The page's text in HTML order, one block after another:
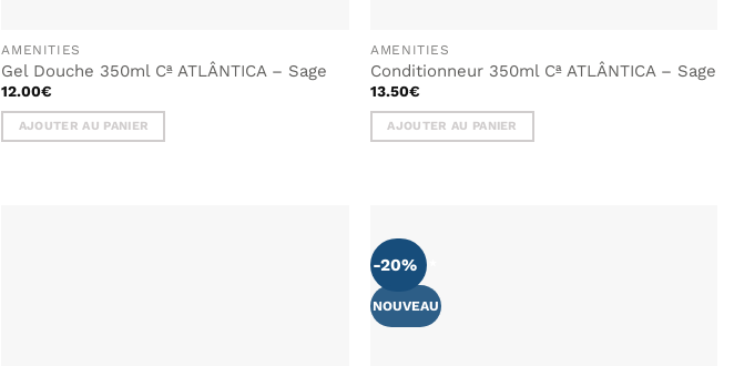
AMENITIES
Gel Douche 350ml Cª ATLÂNTICA – Sage
12.00€
AJOUTER AU PANIER
AMENITIES
Conditionneur 350ml Cª ATLÂNTICA – Sage
13.50€
AJOUTER AU PANIER
-20%
NOUVEAU